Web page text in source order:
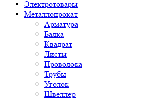
Электротовары
Металлопрокат
Арматура
Балка
Квадрат
Листы
Проволока
Трубы
Уголок
Швеллер